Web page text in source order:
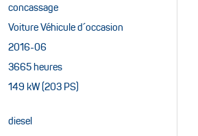
concassage
Voiture Véhicule d´occasion
2016-06
3665 heures
149 kW (203 PS)
diesel